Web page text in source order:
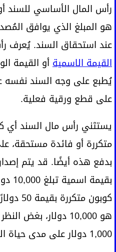
رأس المال الأساسي للسند
هو المبلغ الذي يوافق
عند استحقاق السند. يُعرف
القيمة الاسميةأو القيمة
يُطبع على وجه السند نفسه
على قطع ورقية فعلية.
يستثني رأس مال السند أي
متكررة أو فائدة مستحقة،
كوبون
هو 10,000 دولار،
1,000 دولار على مدى حياة السند.